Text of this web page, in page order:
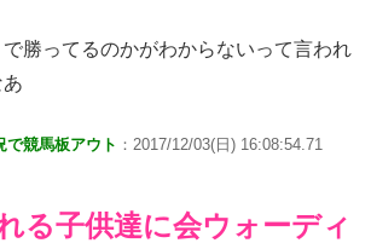
勝ってるのかがわからないって言われ
で競馬板アウト ：2017/12/03(日) 16:08:54.71
る子供達に会ウォーディ